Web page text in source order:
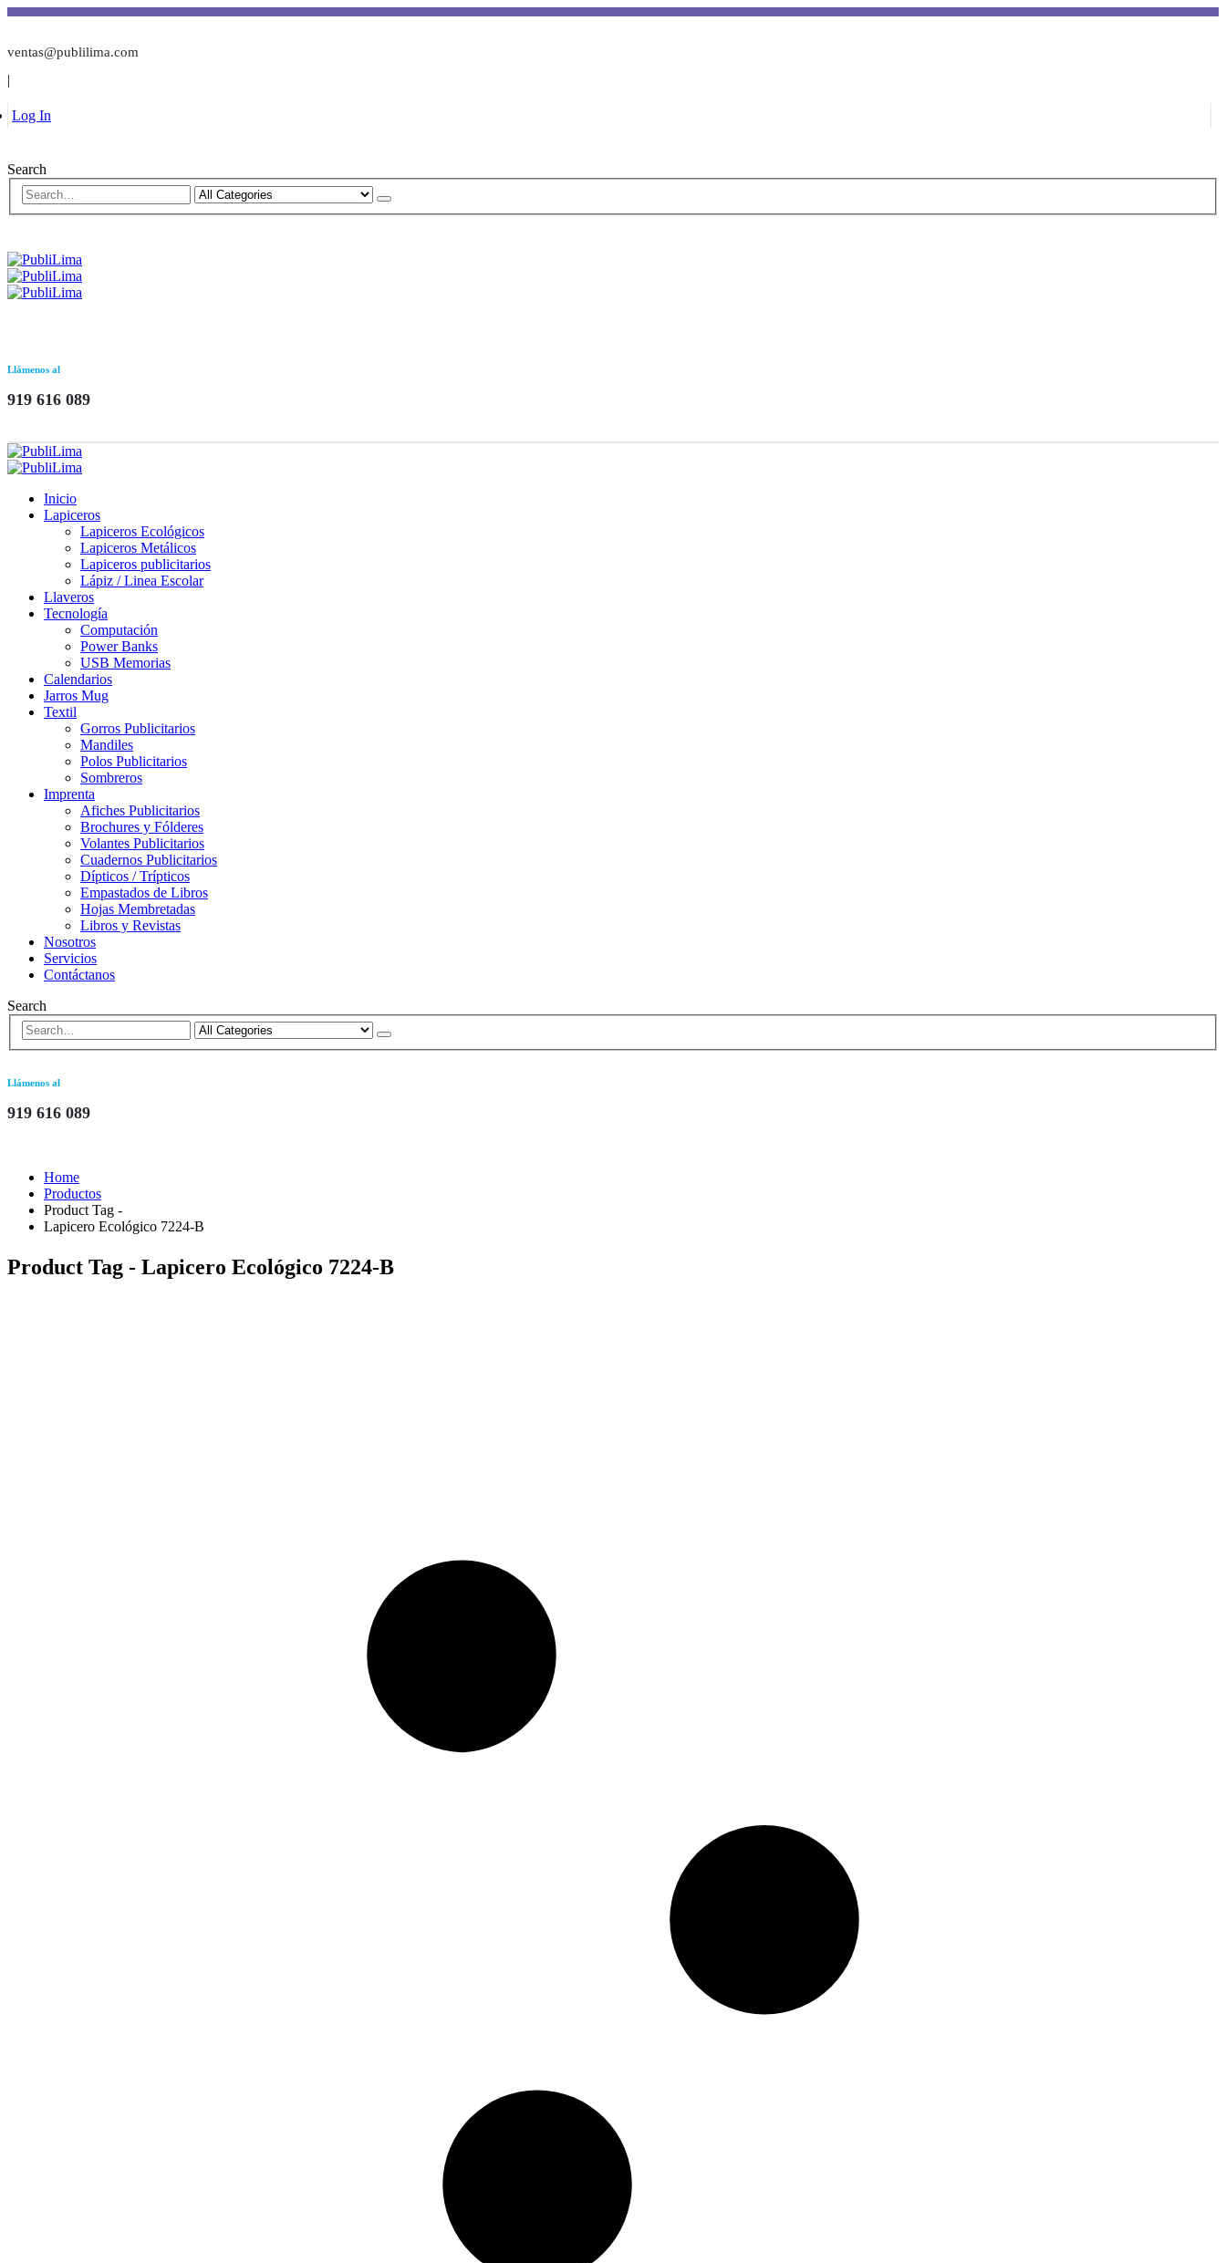
ventas@publilima.com
|
Log In
Search
Llámenos al
919 616 089
Inicio
Lapiceros
Lapiceros Ecológicos
Lapiceros Metálicos
Lapiceros publicitarios
Lápiz / Linea Escolar
Llaveros
Tecnología
Computación
Power Banks
USB Memorias
Calendarios
Jarros Mug
Textil
Gorros Publicitarios
Mandiles
Polos Publicitarios
Sombreros
Imprenta
Afiches Publicitarios
Brochures y Fólderes
Volantes Publicitarios
Cuadernos Publicitarios
Dípticos / Trípticos
Empastados de Libros
Hojas Membretadas
Libros y Revistas
Nosotros
Servicios
Contáctanos
Search
Llámenos al
919 616 089
Home
Productos
Product Tag -
Lapicero Ecológico 7224-B
Product Tag - Lapicero Ecológico 7224-B